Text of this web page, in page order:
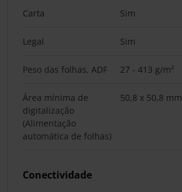
Carta Sim
Legal Sim
Peso das folhas, ADF 27 - 413 g/m²
Área mínima de
digitalização
(Alimentação
automática de folhas)
50,8 x 50,8 mm
Conectividade